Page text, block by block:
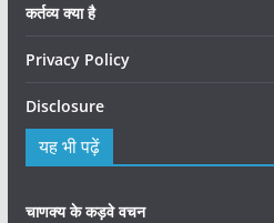
कर्तव्य क्या है
Privacy Policy
Disclosure
यह भी पढ़ें
चाणक्य के कड़वे वचन